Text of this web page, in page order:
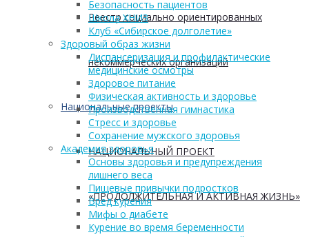
Реестр социально ориентированных
некоммерческих организаций
Национальные проекты
НАЦИОНАЛЬНЫЙ ПРОЕКТ
«ПРОДОЛЖИТЕЛЬНАЯ И АКТИВНАЯ ЖИЗНЬ»
Безопасность пациентов
Школа ХНИЗ
Клуб «Сибирское долголетие»
Здоровый образ жизни
Диспансеризация и профилактические
медицинские осмотры
Здоровое питание
Физическая активность и здоровье
Производственная гимнастика
Стресс и здоровье
Сохранение мужского здоровья
Академия здоровья
Основы здоровья и предупреждения
лишнего веса
Пищевые привычки подростков
Вред курения
Мифы о диабете
Курение во время беременности